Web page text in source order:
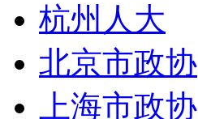
杭州人大
北京市政协
上海市政协